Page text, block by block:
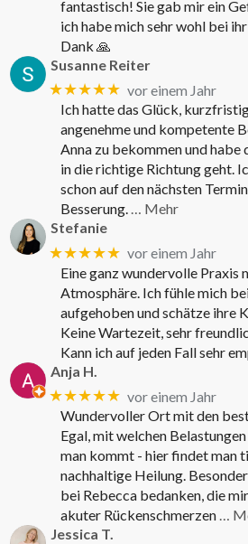
fantastisch! Sie gab mir ein
ich habe mich sehr wohl bei
Dank 🙏
Susanne Reiter
★★★★★ vor einem Jahr
Ich hatte das Glück,
angenehme und kompetente
Anna zu bekommen und habe
in die richtige Richtung geht.
schon auf den nächsten
Besserung. … Mehr
Stefanie
★★★★★ vor einem Jahr
Eine ganz wundervolle Praxis
Atmosphäre. Ich fühle mich
aufgehoben und schätze ihre
Keine Wartezeit, sehr
Kann ich auf jeden Fall sehr
Anja H.
★★★★★ vor einem Jahr
Wundervoller Ort mit den
Egal, mit welchen
man kommt - hier findet man
nachhaltige Heilung.
bei Rebecca bedanken, die
akuter Rückenschmerzen …
Jessica T.